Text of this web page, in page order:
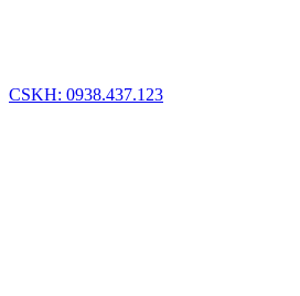
CSKH: 0938.437.123